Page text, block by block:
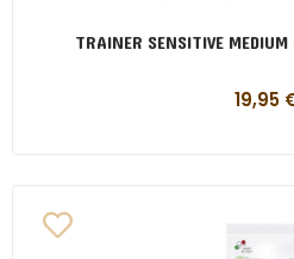
TRAINER SENSITIVE
19,95